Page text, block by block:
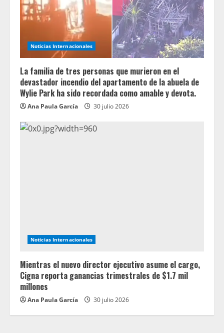
Noticias Internacionales
La familia de tres personas que murieron en el
devastador incendio del apartamento de la abuela de
Wylie Park ha sido recordada como amable y devota.
Ana Paula García 30 julio 2026
Noticias Internacionales
Mientras el nuevo director ejecutivo asume el cargo,
Cigna reporta ganancias trimestrales de $1.7 mil
millones
Ana Paula García 30 julio 2026